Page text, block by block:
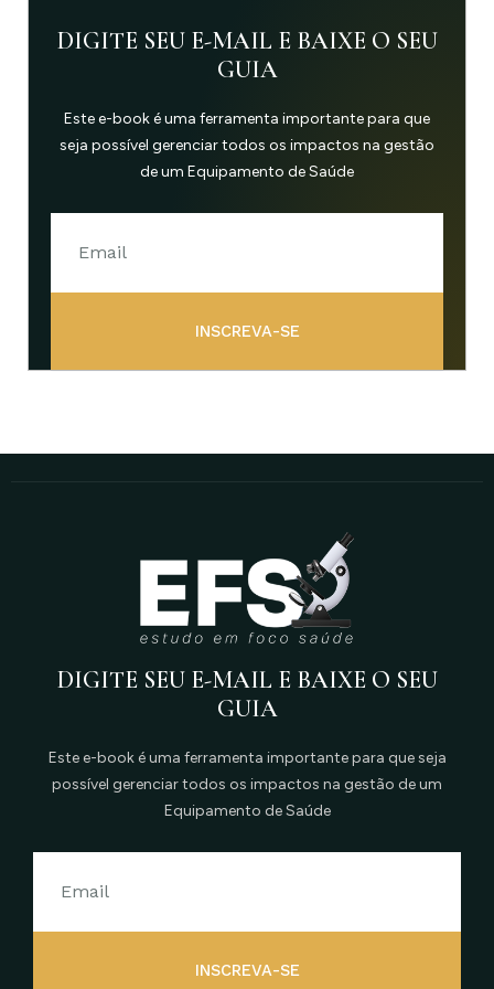
DIGITE SEU E-MAIL E BAIXE O SEU
GUIA
Este e-book é uma ferramenta importante para que
seja possível gerenciar todos os impactos na gestão
de um Equipamento de Saúde
INSCREVA-SE
DIGITE SEU E-MAIL E BAIXE O SEU
GUIA
Este e-book é uma ferramenta importante para que seja
possível gerenciar todos os impactos na gestão de um
Equipamento de Saúde
INSCREVA-SE